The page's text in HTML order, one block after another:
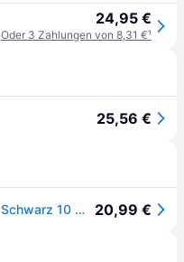
24,95 €
Oder 3 Zahlungen von 8,31 €¹
25,56 €
Thule Bevel Inner Bushing Spacer Schwarz 10 mm 20,99 €